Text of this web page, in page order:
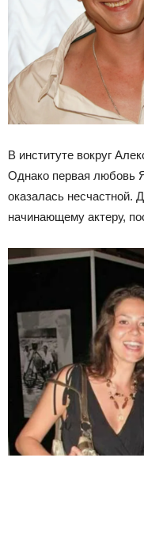
В институте вокруг
Однако первая любовь
оказалась несчастной.
начинающему актеру,